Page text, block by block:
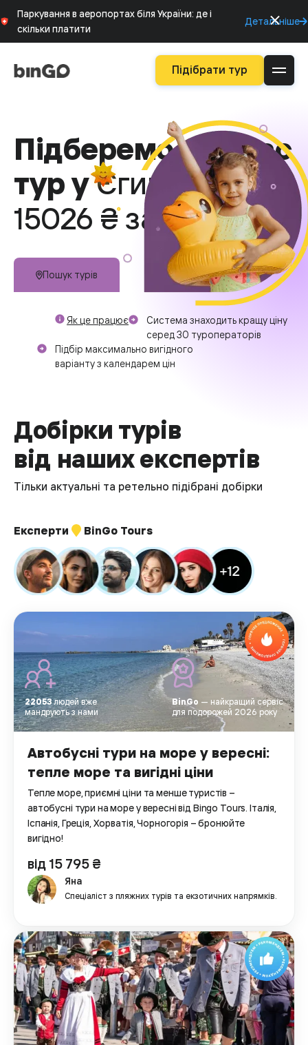
Паркування в аеропортах біля України: де і
скільки платити
Детальніше
Підібрати тур
Підберемо для вас
тур уЄгипет від
15026 ₴ за людину
Пошук турів
22053людей вже
мандрують з нами
BinGo — найкращий сервіс
для подорожей 2026 року
Як це працює
Система знаходить кращу ціну
серед 30 туроператорів
Підбір максимально вигідного
варіанту з календарем цін
Добірки турів
від наших експертів
Тільки актуальні та ретельно підібрані добірки
Експерти BinGo Tours
Автобусні тури на море у вересні:
тепле море та вигідні ціни
Тепле море, приємні ціни та менше туристів –
автобусні тури на море у вересні від Bingo Tours. Італія,
Іспанія, Греція, Хорватія, Чорногорія – бронюйте
вигідно!
від 15 795 ₴
Яна
Спеціаліст з пляжних турів та екзотичних напрямків.